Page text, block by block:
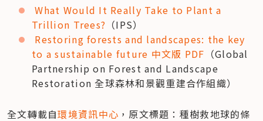
What Would It Really Take to Plant a
Trillion Trees? （IPS）
Restoring forests and landscapes: the key
to a sustainable future 中文版 PDF （Global
Partnership on Forest and Landscape
Restoration 全球森林和景觀重建合作組織）
全文轉載自環境資訊中心 ，原文標題：種樹救地球的條